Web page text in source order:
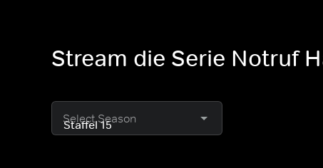
Stream die Serie Notruf
Select Season